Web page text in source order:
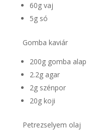
60g vaj
5g só
Gomba kaviár
200g gomba alap
2.2g agar
2g szénpor
20g koji
Petrezselyem olaj